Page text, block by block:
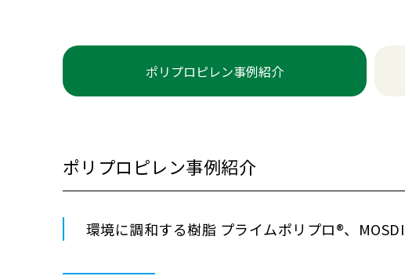
ポリプロピレン事例紹介
ポリプロピレン事例紹介
環境に調和する樹脂 プライムポリプロ®、